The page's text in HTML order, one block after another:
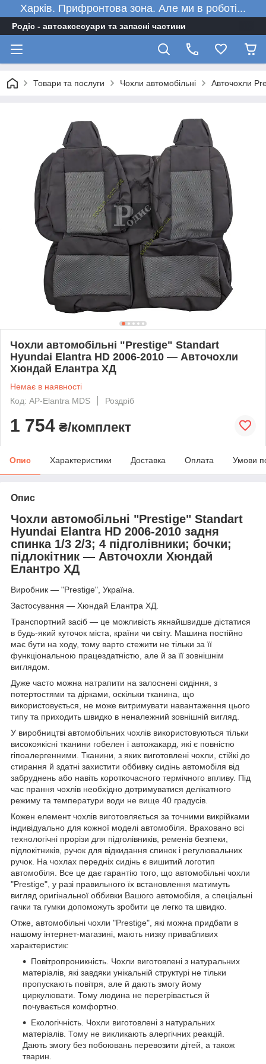
Харків. Прифронтова зона. Але ми в роботі...
Родіс - автоаксесуари та запасні частини
Товари та послуги Чохли автомобільні Авточохли
Чохли автомобільні "Prestige" Standart
Hyundai Elantra HD 2006-2010 — Авточохли
Хюндай Елантра ХД
Немає в наявності
Код: AP-Elantra MDS
Роздріб
1 754 ₴/комплект
Опис Характеристики Доставка Оплата Умови
Опис
Чохли автомобільні "Prestige" Standart
Hyundai Elantra HD 2006-2010 задня
спинка 1/3 2/3; 4 підголівники; бочки;
підлокітник — Авточохли Хюндай
Елантро ХД
Виробник — "Prestige", Україна.
Застосування — Хюндай Елантра ХД.
Транспортний засіб — це можливість якнайшвидше дістатися
в будь-який куточок міста, країни чи світу. Машина постійно
має бути на ходу, тому варто стежити не тільки за її
функціональною працездатністю, але й за її зовнішнім
виглядом.
Дуже часто можна натрапити на залоснені сидіння, з
потертостями та дірками, оскільки тканина, що
використовується, не може витримувати навантаження цього
типу та приходить швидко в неналежний зовнішній вигляд.
У виробництві автомобільних чохлів використовуються тільки
високоякісні тканини гобелен і автожакард, які є повністю
гіпоалергенними. Тканини, з яких виготовлені чохли, стійкі до
стирання й здатні захистити оббивку сидінь автомобіля від
забруднень або навіть короткочасного термічного впливу. Під
час прання чохлів необхідно дотримуватися делікатного
режиму та температури води не вище 40 градусів.
Кожен елемент чохлів виготовляється за точними викрійками
індивідуально для кожної моделі автомобіля. Враховано всі
технологічні прорізи для підголівників, ременів безпеки,
підлокітників, ручок для відкидання спинок і регулювальних
ручок. На чохлах передніх сидінь є вишитий логотип
автомобіля. Все це дає гарантію того, що автомобільні чохли
"Prestige", у разі правильного їх встановлення матимуть
вигляд оригінальної оббивки Вашого автомобіля, а спеціальні
гачки та гумки допоможуть зробити це легко та швидко.
Отже, автомобільні чохли "Prestige", які можна придбати в
нашому інтернет-магазині, мають низку привабливих
характеристик:
Повітропроникність. Чохли виготовлені з натуральних
матеріалів, які завдяки унікальній структурі не тільки
пропускають повітря, але й дають змогу йому
циркулювати. Тому людина не перегрівається й
почувається комфортно.
Екологічність. Чохли виготовлені з натуральних
матеріалів. Тому не викликають алергічних реакцій.
Дають змогу без побоювань перевозити дітей, а також
тварин.